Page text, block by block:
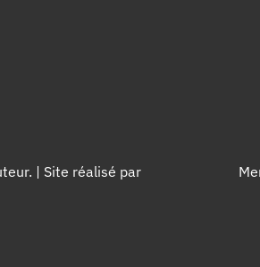
| Site réalisé par